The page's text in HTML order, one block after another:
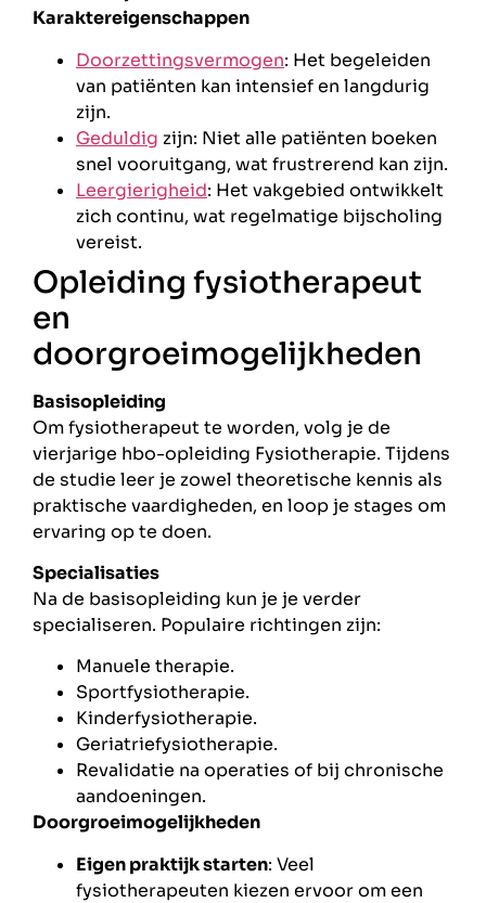
Karaktereigenschappen
Doorzettingsvermogen: Het begeleiden
van patiënten kan intensief en langdurig
zijn.
Geduldig zijn: Niet alle patiënten boeken
snel vooruitgang, wat frustrerend kan zijn.
Leergierigheid: Het vakgebied ontwikkelt
zich continu, wat regelmatige bijscholing
vereist.
Opleiding fysiotherapeut
en
doorgroeimogelijkheden
Basisopleiding
Om fysiotherapeut te worden, volg je de
vierjarige hbo-opleiding Fysiotherapie. Tijdens
de studie leer je zowel theoretische kennis als
praktische vaardigheden, en loop je stages om
ervaring op te doen.
Specialisaties
Na de basisopleiding kun je je verder
specialiseren. Populaire richtingen zijn:
Manuele therapie.
Sportfysiotherapie.
Kinderfysiotherapie.
Geriatriefysiotherapie.
Revalidatie na operaties of bij chronische
aandoeningen.
Doorgroeimogelijkheden
Eigen praktijk starten: Veel
fysiotherapeuten kiezen ervoor om een